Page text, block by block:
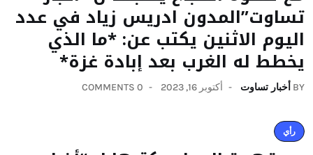
تساوت”المدون ادريس زياد في عدد
اليوم الاثنين يكتب عن: *ما الذي
يخطط له الغرب بعد إبادة غزة*
BY أخبار تساوت أكتوبر 16, 2023 0 COMMENTS
رأي